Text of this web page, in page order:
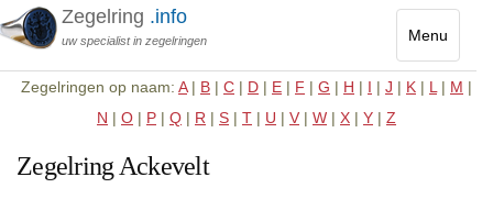
Menu
Toggle
Zegelring .info
uw specialist in zegelringen
Zegelringen op naam: A| B | C | D | E | F | G | H | I | J | K | L | M |
N | O | P | Q | R | S | T | U | V | W | X | Y | Z
Zegelring Ackevelt